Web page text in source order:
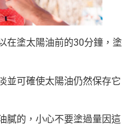
在塗太陽油前的30分鐘，塗
並可確使太陽油仍然保存它
膩的，小心不要塗過量因這